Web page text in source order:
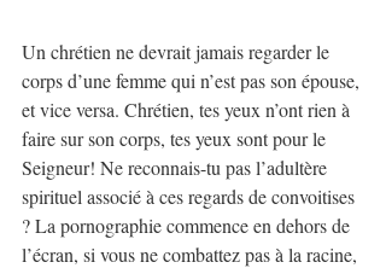
Un chrétien ne devrait jamais regarder le
corps d’une femme qui n’est pas son épouse,
et vice versa. Chrétien, tes yeux n’ont rien à
faire sur son corps, tes yeux sont pour le
Seigneur! Ne reconnais-tu pas l’adultère
spirituel associé à ces regards de convoitises
? La pornographie commence en dehors de
l’écran, si vous ne combattez pas à la racine,